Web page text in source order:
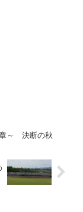
～ 決断の秋